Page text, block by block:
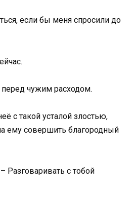
если бы меня спросили до
перед чужим расходом.
с такой усталой злостью,
ему совершить благородный
Разговаривать с тобой